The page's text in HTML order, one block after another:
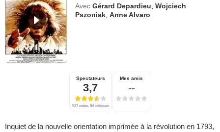
Avec Gérard Depardieu ,Wojciech
Pszoniak ,Anne Alvaro
Spectateurs
3,7
537 notes, 64 critiques
Mes amis
--
Inquiet de la nouvelle orientation imprimée à la révolution en 1793,